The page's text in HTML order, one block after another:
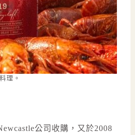
理。
公司收購，又於2008